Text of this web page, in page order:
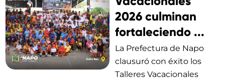
2026 culminan
fortaleciendo ...
La Prefectura de Napo
clausuró con éxito los
Talleres Vacacionales